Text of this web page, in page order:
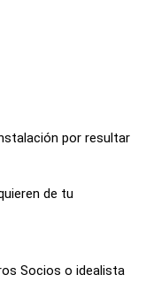
por resultar
de tu
Socios o idealista